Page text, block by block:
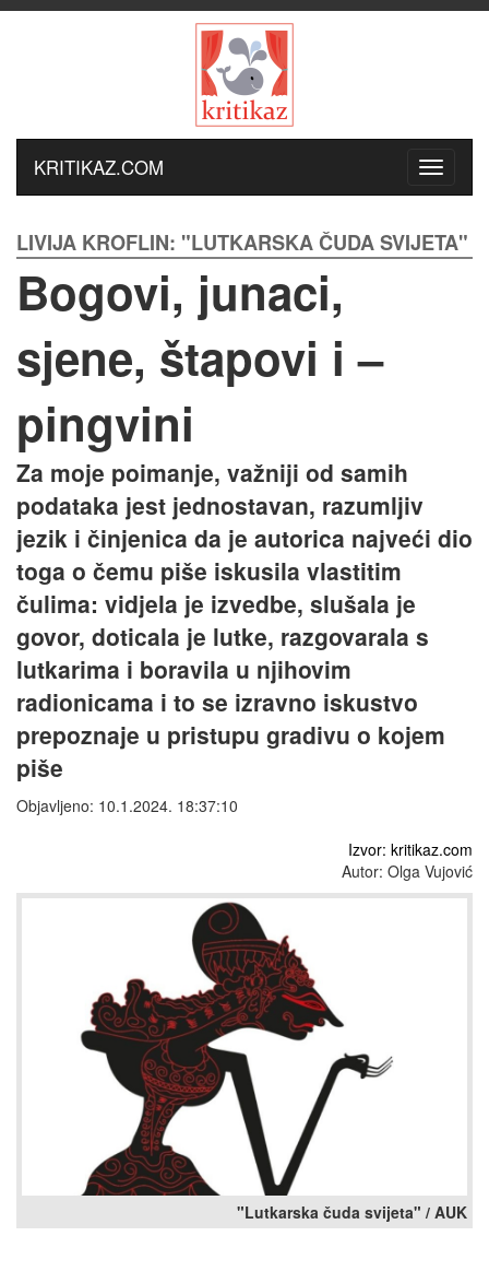
KRITIKAZ.COM
LIVIJA KROFLIN: "LUTKARSKA ČUDA SVIJETA"
Bogovi, junaci,
sjene, štapovi i –
pingvini
Za moje poimanje, važniji od samih
podataka jest jednostavan, razumljiv
jezik i činjenica da je autorica najveći dio
toga o čemu piše iskusila vlastitim
čulima: vidjela je izvedbe, slušala je
govor, doticala je lutke, razgovarala s
lutkarima i boravila u njihovim
radionicama i to se izravno iskustvo
prepoznaje u pristupu gradivu o kojem
piše
Objavljeno: 10.1.2024. 18:37:10
Izvor: kritikaz.com
Autor: Olga Vujović
"Lutkarska čuda svijeta" / AUK